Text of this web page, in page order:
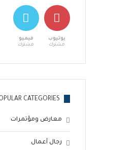
يوتيوب
مشترك
فيميو
مشترك
CATEGORIES
معارض ومؤتمرات
رجال أعمال